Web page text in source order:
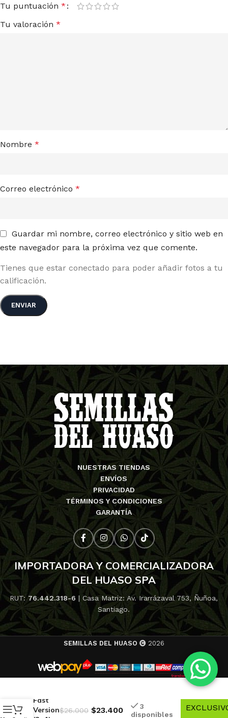
Tu puntuación *
Tu valoración *
Nombre *
Correo electrónico *
Guardar mi nombre, correo electrónico y sitio web en
este navegador para la próxima vez que comente.
Tienes que estar conectado para poder añadir fotos a tu
calificación.
NUESTRAS TIENDAS
ENVÍOS
PRIVACIDAD
TÉRMINOS Y CONDICIONES
GARANTÍA
IMPORTADORA Y COMERCIALIZADORA
DEL HUASO SPA
RUT:76.442.318-6 | Casa Matriz: Av. Irarrázaval 753, Ñuñoa,
Santiago.
SEMILLAS DEL HUASO 2026
Green
Fast
Version$26.000 $23.400
3
disponibles
10% de
descuento